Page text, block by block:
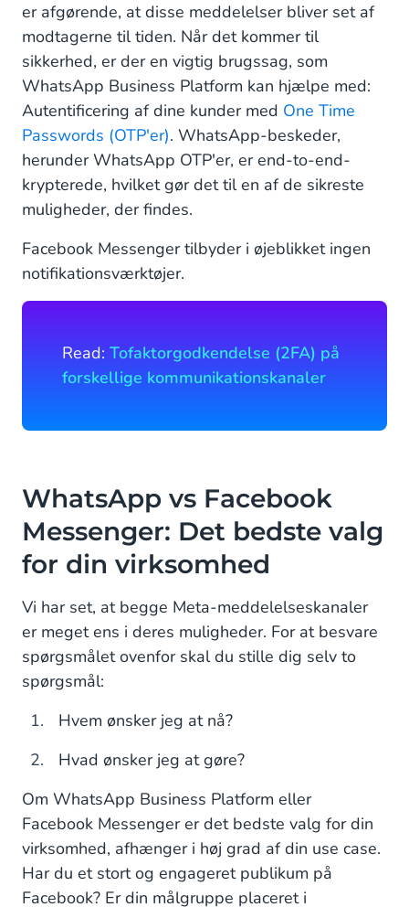
er afgørende, at disse meddelelser bliver set af
modtagerne til tiden. Når det kommer til
sikkerhed, er der en vigtig brugssag, som
WhatsApp Business Platform kan hjælpe med:
Autentificering af dine kunder med One Time
Passwords (OTP'er). WhatsApp-beskeder,
herunder WhatsApp OTP'er, er end-to-end-
krypterede, hvilket gør det til en af de sikreste
muligheder, der findes.
Facebook Messenger tilbyder i øjeblikket ingen
notifikationsværktøjer.
Read: Tofaktorgodkendelse (2FA) på
forskellige kommunikationskanaler
WhatsApp vs Facebook
Messenger: Det bedste valg
for din virksomhed
Vi har set, at begge Meta-meddelelseskanaler
er meget ens i deres muligheder. For at besvare
spørgsmålet ovenfor skal du stille dig selv to
spørgsmål:
Hvem ønsker jeg at nå?
Hvad ønsker jeg at gøre?
Om WhatsApp Business Platform eller
Facebook Messenger er det bedste valg for din
virksomhed, afhænger i høj grad af din use case.
Har du et stort og engageret publikum på
Facebook? Er din målgruppe placeret i